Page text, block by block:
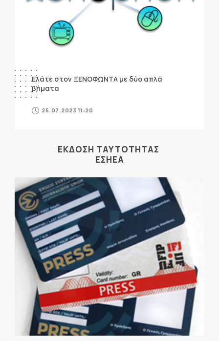
Ελάτε στον ΞΕΝΟΦΩΝΤΑ με δύο απλά
βήματα
25.07.2023 11:20
ΕΚΔΟΣΗ ΤΑΥΤΟΤΗΤΑΣ
ΕΣΗΕΑ